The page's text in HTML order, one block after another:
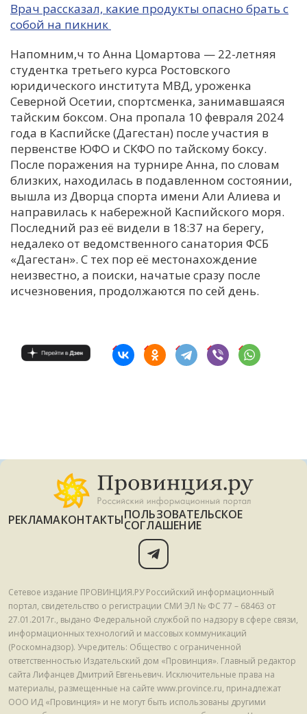
Врач рассказал, какие продукты опасно брать с
собой на пикник
Напомним,ч то Анна Цомартова — 22-летняя
студентка третьего курса Ростовского
юридического института МВД, уроженка
Северной Осетии, спортсменка, занимавшаяся
тайским боксом. Она пропала 10 февраля 2024
года в Каспийске (Дагестан) после участия в
первенстве ЮФО и СКФО по тайскому боксу.
После поражения на турнире Анна, по словам
близких, находилась в подавленном состоянии,
вышла из Дворца спорта имени Али Алиева и
направилась к набережной Каспийского моря.
Последний раз её видели в 18:37 на берегу,
недалеко от ведомственного санатория ФСБ
«Дагестан». С тех пор её местонахождение
неизвестно, а поиски, начатые сразу после
исчезновения, продолжаются по сей день.
РЕКЛАМАКОНТАКТЫПОЛЬЗОВАТЕЛЬСКОЕ
СОГЛАШЕНИЕ
Сетевое издание ПРОВИНЦИЯ.РУ Российский информационный
портал, свидетельство о регистрации СМИ ЭЛ № ФС 77 – 68463 от
27.01.2017г., выдано Федеральной службой по надзору в сфере связи,
информационных технологий и массовых коммуникаций
(Роскомнадзор). Учредитель: Общество с ограниченной
ответственностью Издательский дом «Провинция». Главный редактор
сайта Лифанцев Дмитрий Евгеньевич. Исключительные права на
материалы, размещенные на сайте www.province.ru, принадлежат
ООО ИД «Провинция» и не могут быть использованы другими